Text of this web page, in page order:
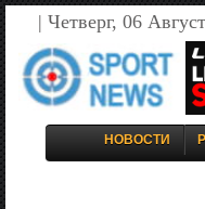
| Четверг, 06
НОВОСТИ